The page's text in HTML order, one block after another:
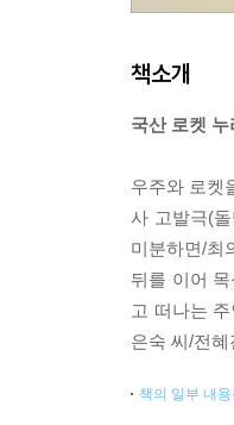
책소개
국산 로켓
우주와 로켓
사 고발극(
미분하면/최
뒤를 이어
고 떠나는
은숙 씨/전
책의 일부 내